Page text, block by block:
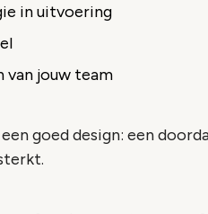
in uitvoering
van jouw team
goed design: een